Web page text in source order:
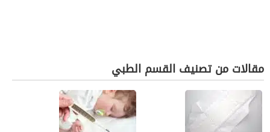
مقالات من تصنيف القسم الطبي